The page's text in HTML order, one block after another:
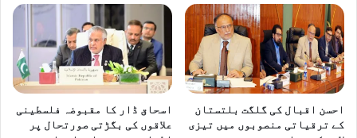
احسن اقبال کی گلگت بلتستان
کے ترقیاتی منصوبوں میں تیزی
اسحاق ڈار کا مقبوضہ فلسطینی
علاقوں کی بگڑتی صورتحال پر